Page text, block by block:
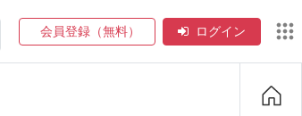
会員登録（無料） ログイン